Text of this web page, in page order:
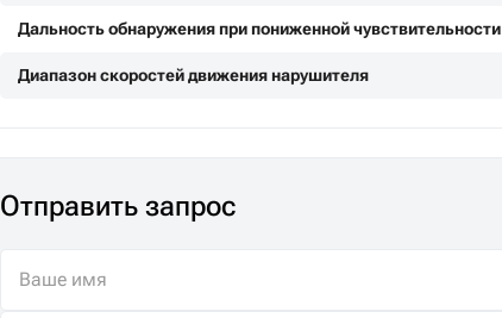
Дальность обнаружения при пониженной чувствительности
Диапазон скоростей движения нарушителя
Отправить запрос